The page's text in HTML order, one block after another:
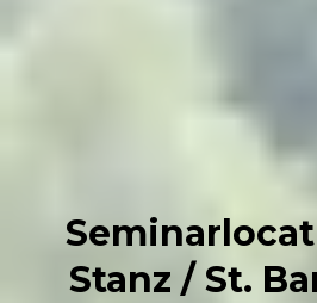
Stanz / St.